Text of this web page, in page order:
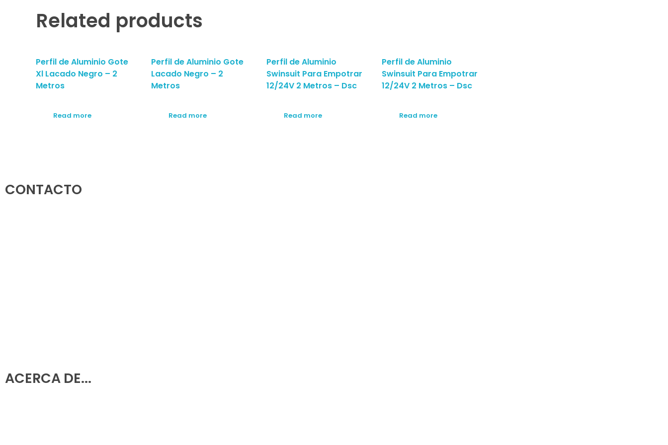
Related products
Perfil de Aluminio Gote
Xl Lacado Negro – 2
Metros
Read more
Perfil de Aluminio Gote
Lacado Negro – 2
Metros
Read more
Perfil de Aluminio
Swinsuit Para Empotrar
12/24V 2 Metros – Dsc
Read more
Perfil de Aluminio
Swinsuit Para Empotrar
12/24V 2 Metros – Dsc
Read more
CONTACTO
ACERCA DE...